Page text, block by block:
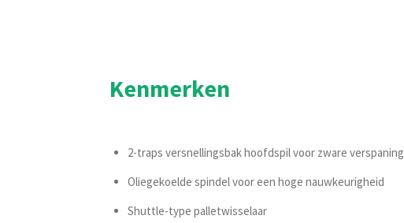
Kenmerken
2-traps versnellingsbak hoofdspil voor zware verspaning
Oliegekoelde spindel voor een hoge nauwkeurigheid
Shuttle-type palletwisselaar